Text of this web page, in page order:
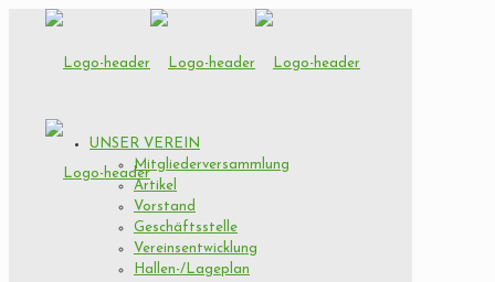
UNSER VEREIN
Mitgliederversammlung
Artikel
Vorstand
Geschäftsstelle
Vereinsentwicklung
Hallen-/Lageplan